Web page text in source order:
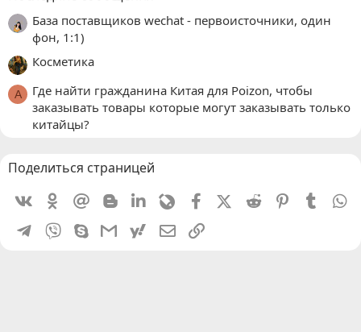
База поставщиков wechat - первоисточники, один
фон, 1:1)
Косметика
A
Где найти гражданина Китая для Poizon, чтобы
заказывать товары которые могут заказывать только
китайцы?
Поделиться страницей
VkontakteOdnoklassniki
Mail.ru BloggerLinkedin
LivejournalFacebookX (Twitter)
Reddit PinterestTumblr
Telegram
Viber SkypeGmailyahoomailЭлектронная почта